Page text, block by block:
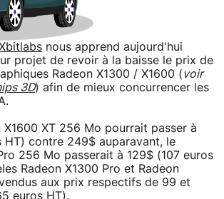
Xbitlabs nous apprend aujourd'hui
projet de revoir à la baisse le prix de
Radeon X1300 / X1600 (voir
3D) afin de mieux concurrencer les
X1600 XT 256 Mo pourrait passer à
HT) contre 249$ auparavant, le
256 Mo passerait à 129$ (107 euros
Radeon X1300 Pro et Radeon
aux prix respectifs de 99 et
euros HT).